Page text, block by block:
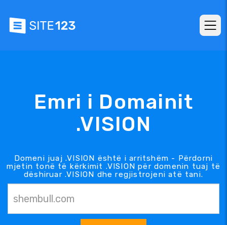
Emri i Domainit
.VISION
Domeni juaj .VISION është i arritshëm - Përdorni
mjetin tonë të kërkimit .VISION për domenin tuaj të
dëshiruar .VISION dhe regjistrojeni atë tani.